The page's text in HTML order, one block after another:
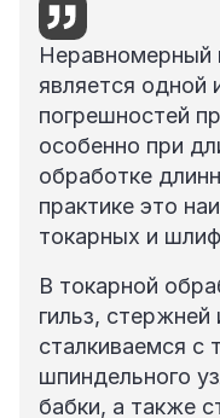
Неравномерный
является одной
погрешностей
особенно при
обработке
практике это
токарных и
В токарной
гильз,
сталкиваемся
шпиндельного
бабки, а также